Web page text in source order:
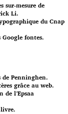
sur-mesure de
Li.
du Cnap
fontes.
Penninghen.
grâce au web.
de l’Epsaa